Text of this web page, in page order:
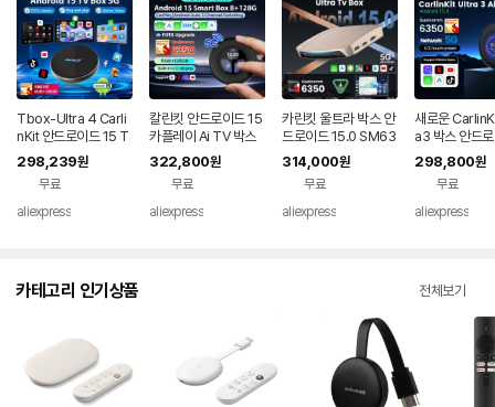
Tbox-Ultra 4 Carli
nKit 안드로이드 15 T
V 박스 5G/4G LTE S
M6350 무선 안드로
이드 오토 & 카플레이
Ai 박스 넷플릭스 IPT
V GPS 8GB+12
298,239원
무료
aliexpress
칼린킷 안드로이드 15
카플레이 Ai TV 박스
SM6350 무선 카플
레이 안드로이드 오토
스마트 카 스트리밍 박
스 5G 내장 LCD GP
S 8+128GB
322,800원
무료
aliexpress
카린킷 울트라 박스 안
드로이드 15.0 SM63
50 TV 박스 CarPlay
무선 안드로이드 오토
무선 어댑터 유튜브 넷
플릭스 IPTV GNSS
314,000원
무료
aliexpress
새로운
a3 박스 안드
5 SM6350 무
레이 안드로이
어댑터 넷플릭
브 훌루 IPTV
스 Wi-Fi
298,800원
무료
aliexpress
카테고리 인기상품 전체보기